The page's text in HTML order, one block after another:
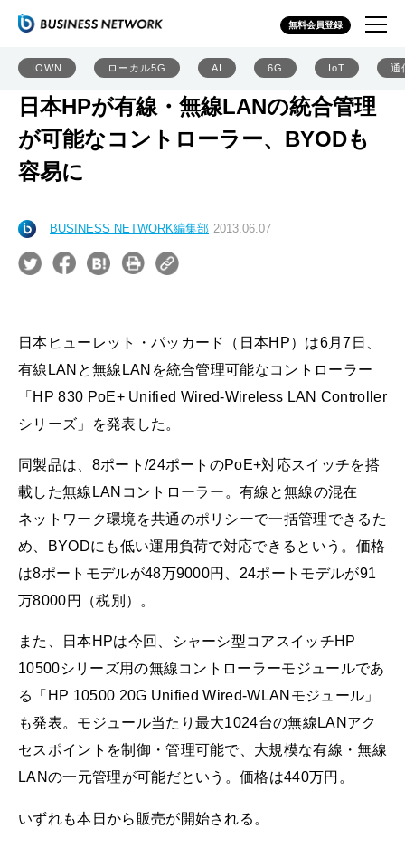
無料会員登録
IOWN ローカル5G AI 6G IoT 通
日本HPが有線・無線LANの統合管理
が可能なコントローラー、BYODも
容易に
BUSINESS NETWORK編集部 2013.06.07
日本ヒューレット・パッカード（日本HP）は6月7日、
有線LANと無線LANを統合管理可能なコントローラー
「HP 830 PoE+ Unified Wired-Wireless LAN Controller
シリーズ」を発表した。
同製品は、8ポート/24ポートのPoE+対応スイッチを搭
載した無線LANコントローラー。有線と無線の混在
ネットワーク環境を共通のポリシーで一括管理できるた
め、BYODにも低い運用負荷で対応できるという。価格
は8ポートモデルが48万9000円、24ポートモデルが91
万8000円（税別）。
また、日本HPは今回、シャーシ型コアスイッチHP
10500シリーズ用の無線コントローラーモジュールであ
る「HP 10500 20G Unified Wired-WLANモジュール」
も発表。モジュール当たり最大1024台の無線LANアク
セスポイントを制御・管理可能で、大規模な有線・無線
LANの一元管理が可能だという。価格は440万円。
いずれも本日から販売が開始される。